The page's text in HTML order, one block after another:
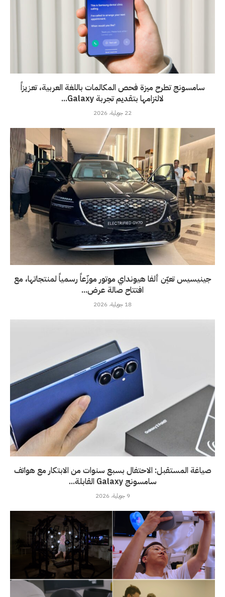
سامسونج تطرح ميزة فحص المكالمات باللغة العربية، تعزيزاً
لالتزامها بتقديم تجربة Galaxy...
22 جويلية، 2026
جينيسيس تعيّن ألفا هيونداي موتور موزّعاً رسمياً لمنتجاتها، مع
افتتاح صالة عرض...
18 جويلية، 2026
صياغة المستقبل: الاحتفال بسبع سنوات من الابتكار مع هواتف
سامسونج Galaxy القابلة...
9 جويلية، 2026